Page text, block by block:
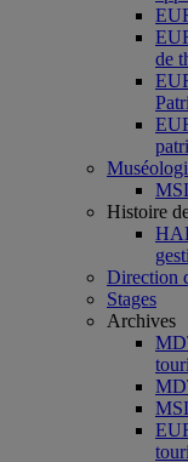
de
Histoire
Direction
Stages
Archives